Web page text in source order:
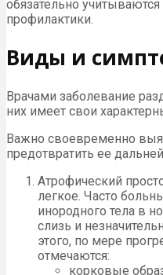
обязательно
профилактики.
Виды и
Врачами заболевание
них имеет свои
Важно своевременно
предотвратить ее
Атрофический
легкое. Часто
инородного тела в
слизь и
этого, по мере
отмечаются:
корковые